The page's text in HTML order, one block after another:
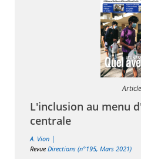
Article
L'inclusion au menu
centrale
A. Vion |
Revue Directions (n°195, Mars 2021)